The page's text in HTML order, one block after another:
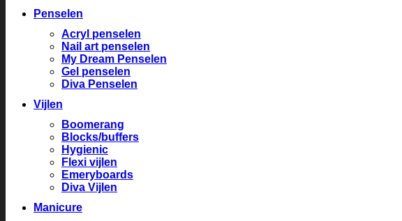
Penselen
Acryl penselen
Nail art penselen
My Dream Penselen
Gel penselen
Diva Penselen
Vijlen
Boomerang
Blocks/buffers
Hygienic
Flexi vijlen
Emeryboards
Diva Vijlen
Manicure